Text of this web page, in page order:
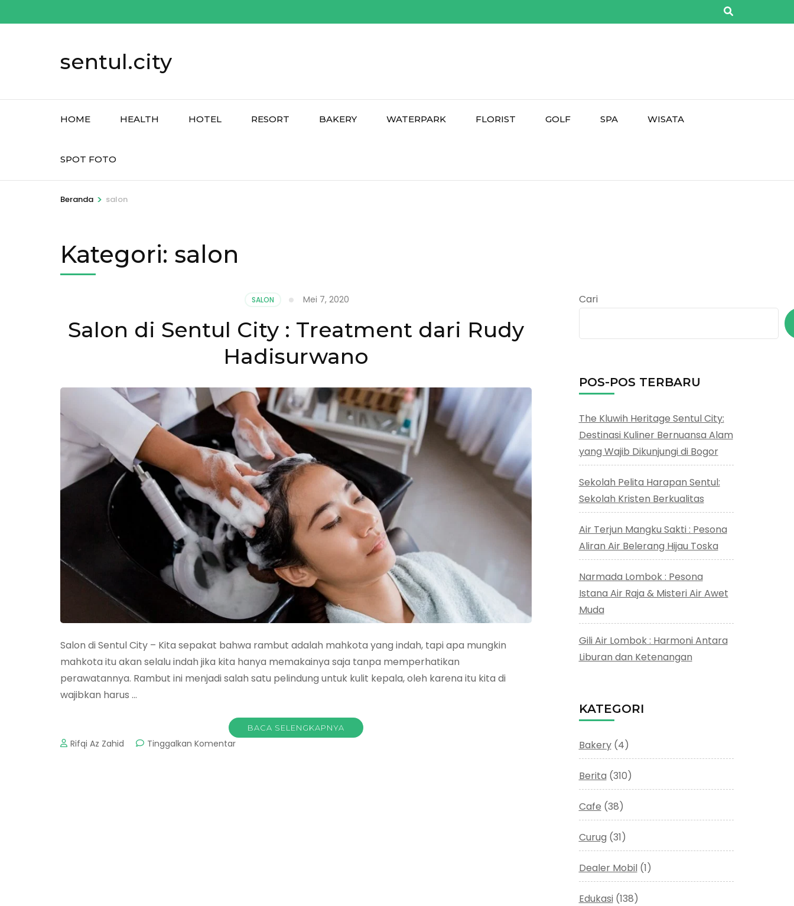
ke
sentul.city
HOME HEALTH HOTEL RESORT BAKERY WATERPARK FLORIST GOLF SPA WISATA
SPOT FOTO
Beranda > salon
Kategori: salon
SALON Mei 7, 2020
Salon di Sentul City : Treatment dari Rudy
Hadisurwano
Salon di Sentul City – Kita sepakat bahwa rambut adalah mahkota yang indah, tapi apa mungkin
mahkota itu akan selalu indah jika kita hanya memakainya saja tanpa memperhatikan
perawatannya. Rambut ini menjadi salah satu pelindung untuk kulit kepala, oleh karena itu kita di
wajibkan harus …
BACA SELENGKAPNYA
Rifqi Az Zahid Tinggalkan Komentarpada
Cari
POS-POS TERBARU
The Kluwih Heritage Sentul City:
Destinasi Kuliner Bernuansa Alam
yang Wajib Dikunjungi di Bogor
Sekolah Pelita Harapan Sentul:
Sekolah Kristen Berkualitas
Air Terjun Mangku Sakti : Pesona
Aliran Air Belerang Hijau Toska
Narmada Lombok : Pesona
Istana Air Raja & Misteri Air Awet
Muda
Gili Air Lombok : Harmoni Antara
Liburan dan Ketenangan
KATEGORI
Bakery(4)
Berita (310)
Cafe (38)
Curug (31)
Dealer Mobil(1)
Edukasi(138)